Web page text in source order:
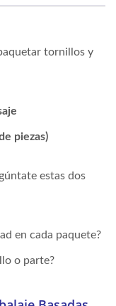
tornillos y
piezas)
estas dos
en cada paquete?
o parte?